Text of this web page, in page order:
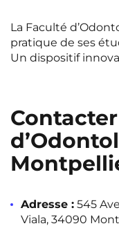
Marseille
Palaiseau
Saint-Denis
La Faculté
pratique de ses
Un dispositif
Adresse : 545
Viala, 34090